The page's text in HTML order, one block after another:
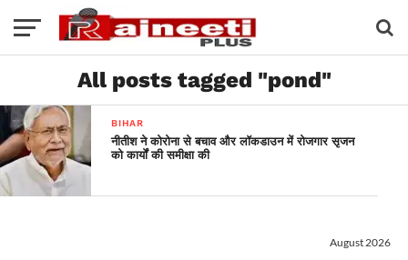
All posts tagged "pond"
BIHAR
नीतीश ने कोरोना से बचाव और लॉकडाउन में रोजगार सृजन
को कार्यों की समीक्षा की
August 2026